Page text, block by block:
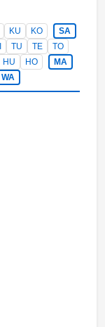
KU KO
SA
TU TE
TO
HU HO
MA
WA